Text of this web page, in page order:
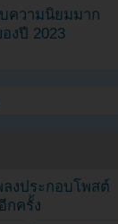
ความนิยมมาก
งปี 2023
งประกอบโพสต์
กครั้ง